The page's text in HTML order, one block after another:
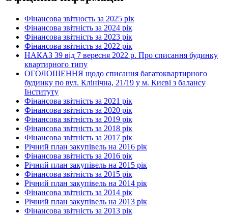
Фінансова звітность за 2025 рік
Фінансова звітність за 2024 рік
Фінансова звітність за 2023 рік
Фінансова звітність за 2022 рік
НАКАЗ 39 від 7 вересня 2022 р. Про списання будинку
квартирного типу
ОГОЛОШЕННЯ щодо списання багатоквартирного
будинку по вул. Клінічна, 21/19 у м. Києві з балансу
Інституту
Фінансова звітність за 2021 рік
Фінансова звітність за 2020 рік
Фінансова звітність за 2019 рік
Фінансова звітність за 2018 рік
Фінансова звітність за 2017 рік
Річний план закупівель на 2016 рік
Фінансова звітність за 2016 рік
Річний план закупівель на 2015 рік
Фінансова звітність за 2015 рік
Річний план закупівель на 2014 рік
Фінансова звітність за 2014 рік
Річний план закупівель на 2013 рік
Фінансова звітність за 2013 рік